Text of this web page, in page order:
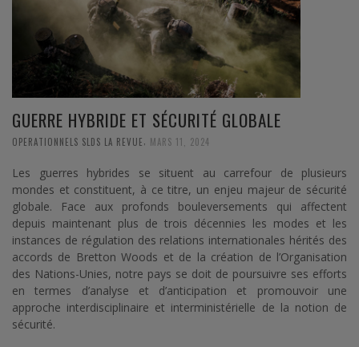
GUERRE HYBRIDE ET SÉCURITÉ GLOBALE
OPERATIONNELS SLDS LA REVUE MARS 11, 2024
Les guerres hybrides se situent au carrefour de plusieurs
mondes et constituent, à ce titre, un enjeu majeur de sécurité
globale. Face aux profonds bouleversements qui affectent
depuis maintenant plus de trois décennies les modes et les
instances de régulation des relations internationales hérités des
accords de Bretton Woods et de la création de l’Organisation
des Nations-Unies, notre pays se doit de poursuivre ses efforts
en termes d’analyse et d’anticipation et promouvoir une
approche interdisciplinaire et interministérielle de la notion de
sécurité.